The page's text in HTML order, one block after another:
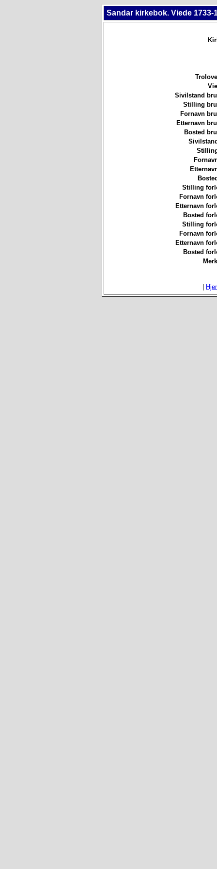
Sandar kirkebok. Viede 1733-
Sivilstand
Stilling
Fornavn
Etternavn
Bosted
Stilling
Fornavn
Etternavn
Bosted
Stilling
Fornavn
Etternavn
Bosted